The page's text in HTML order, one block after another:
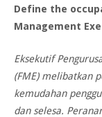
Define the
Management
Eksekutif
(FME) melibatkan
kemudahan
dan selesa.